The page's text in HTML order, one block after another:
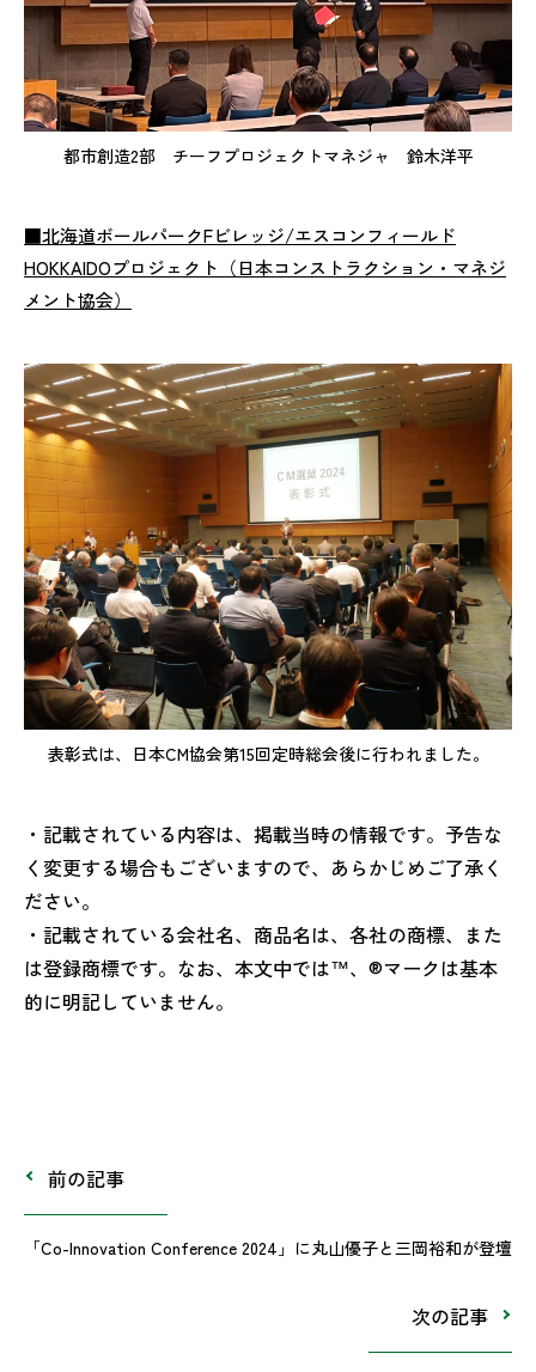
都市創造2部 チーフプロジェクトマネジャ 鈴木洋平
■北海道ボールパークFビレッジ/エスコンフィールド
HOKKAIDOプロジェクト（日本コンストラクション・マネジ
メント協会）
表彰式は、日本CM協会第15回定時総会後に行われました。
・記載されている内容は、掲載当時の情報です。予告な
く変更する場合もございますので、あらかじめご了承く
ださい。
・記載されている会社名、商品名は、各社の商標、また
は登録商標です。なお、本文中では™、®マークは基本
的に明記していません。
前の記事
「Co-Innovation Conference 2024」に丸山優子と三岡裕和が登壇
次の記事